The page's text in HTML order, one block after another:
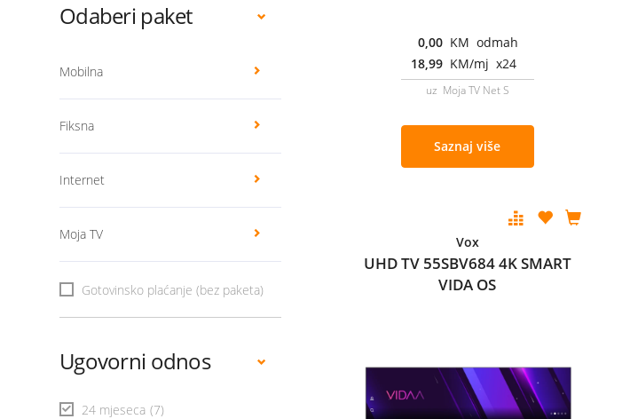
Odaberi paket
Mobilna
Fiksna
Internet
Moja TV
Gotovinsko plaćanje (bez paketa)
Ugovorni odnos
24 mjeseca (7)
0,00 KM odmah
18,99 KM/mj x24
uz Moja TV Net S
Saznaj više
Vox
UHD TV 55SBV684 4K SMART
VIDA OS